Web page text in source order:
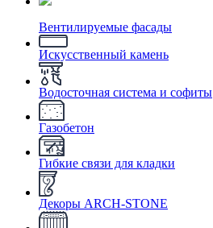
Вентилируемые фасады
Искусственный камень
Водосточная система и софиты
Газобетон
Гибкие связи для кладки
Декоры ARCH-STONE